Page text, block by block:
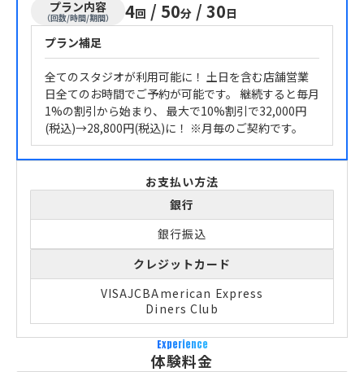
プラン内容
（回数/時間/期間） 4回 / 50分 / 30日
プラン補足
全てのスタジオが利用可能に！ 土日を含む店舗営業
日全てのお時間でご予約が可能です。 継続すると毎月
1%の割引から始まり、 最大で10%割引で32,000円
(税込)→28,800円(税込)に！ ※月毎のご契約です。
お支払い方法
銀行
銀行振込
クレジットカード
VISAJCBAmerican Express
Diners Club
Experience
体験料金